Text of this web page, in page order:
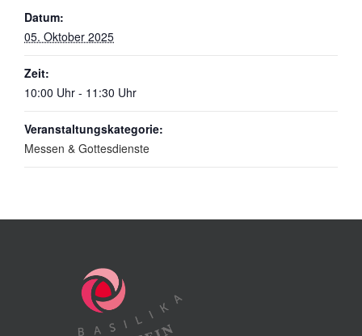
Datum:
05. Oktober 2025
Zeit:
10:00 Uhr - 11:30 Uhr
Veranstaltungskategorie:
Messen & Gottesdienste